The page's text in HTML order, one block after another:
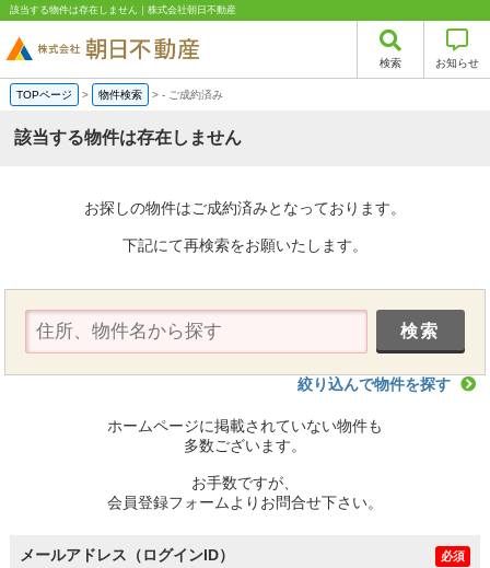
該当する物件は存在しません｜株式会社朝日不動産
検索 お知らせ
TOPページ > 物件検索 >- ご成約済み
該当する物件は存在しません
お探しの物件はご成約済みとなっております。
下記にて再検索をお願いたします。
絞り込んで物件を探す
ホームページに掲載されていない物件も
多数ございます。
お手数ですが、
会員登録フォームよりお問合せ下さい。
メールアドレス（ログインID） 必須